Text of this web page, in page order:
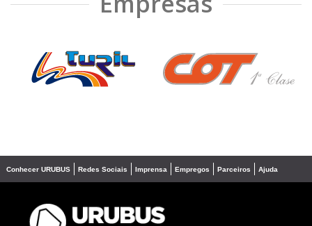
❮ ❯
Conhecer URUBUS Redes Sociais Imprensa Empregos Parceiros Ajuda